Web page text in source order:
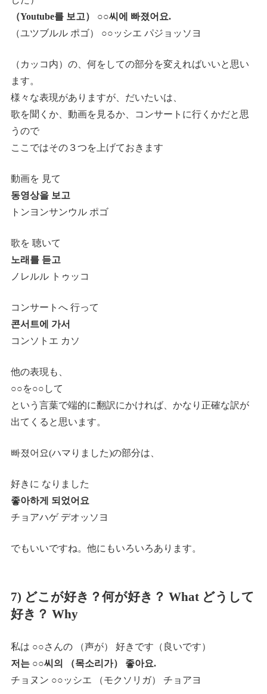
（Youtube를 보고） ○○씨에 빠졌어요.
（ユツブルル ポゴ） ○○ッシエ パジョッソヨ
（カッコ内）の、何をしての部分を変えればいいと思い
ます。
様々な表現がありますが、だいたいは、
歌を聞くか、動画を見るか、コンサートに行くかだと思
うので
ここではその３つを上げておきます
動画を 見て
동영상을 보고
トンヨンサンウル ポゴ
歌を 聴いて
노래를 듣고
ノレルル トゥッコ
コンサートへ 行って
콘서트에 가서
コンソトエ カソ
他の表現も、
○○を○○して
という言葉で端的に翻訳にかければ、かなり正確な訳が
出てくると思います。
빠졌어요(ハマりました)の部分は、
好きに なりました
좋아하게 되었어요
チョアハゲ デオッソヨ
でもいいですね。他にもいろいろあります。
7) どこが好き？何が好き？ What どうして
好き？ Why
私は ○○さんの （声が） 好きです（良いです）
저는 ○○씨의 （목소리가） 좋아요.
チョヌン ○○ッシエ （モクソリガ） チョアヨ